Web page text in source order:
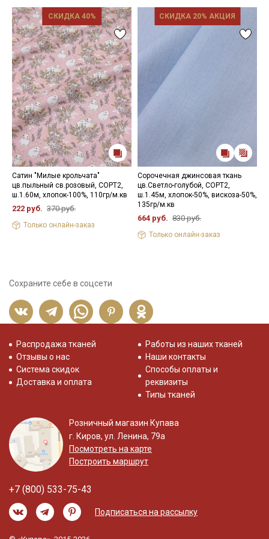
СКИДКА 40%
Сатин "Милые крольчата"
цв.пыльный св.розовый, СОРТ2,
ш.1.60м, хлопок-100%, 110гр/м.кв
222 руб. 370 руб.
Только онлайн-заказ
СКИДКА 20% АКЦИЯ
Сорочечная джинсовая ткань
цв.Светло-голубой, СОРТ2,
ш.1.45м, хлопок-50%, вискоза-50%,
135гр/м.кв
664 руб. 830 руб.
Только онлайн-заказ
Сохраните себе в соцсети
Распродажа тканей
Отзывы о нас
Система скидок
Доставка и оплата
Работы из наших тканей
Наши контакты
Способы оплаты и
реквизиты
Типы тканей
Розничный магазин Купава
г. Киров, ул. Ленина, 79а
Посмотреть на карте
Построить маршрут
+7 (800) 533-75-43
Подписаться на рассылку